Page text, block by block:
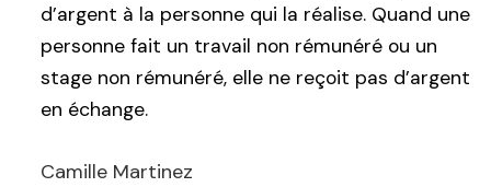
d’argent à la personne qui la réalise. Quand une
personne fait un travail non rémunéré ou un
stage non rémunéré, elle ne reçoit pas d’argent
en échange.
Camille Martinez